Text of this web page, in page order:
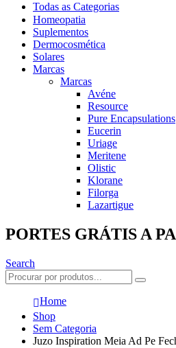
Todas as Categorias
Homeopatia
Suplementos
Dermocosmética
Solares
Marcas
Marcas
Avéne
Resource
Pure Encapsulations
Eucerin
Uriage
Meritene
Olistic
Klorane
Filorga
Lazartigue
PORTES GRÁTIS A
Search
Home
Shop
Sem Categoria
Juzo Inspiration Meia Ad Pe